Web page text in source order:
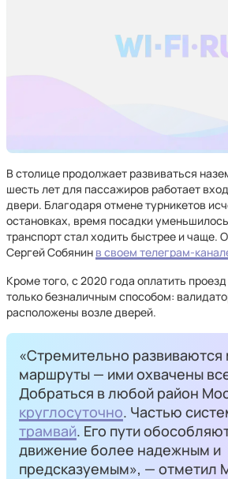
В столице продолжает развиваться
шесть лет для пассажиров работает
двери. Благодаря отмене турникетов
остановках, время посадки
транспорт стал ходить быстрее и чаще.
Сергей Собянин в своем телеграм-
Кроме того, с 2020 года оплатить
только безналичным способом:
расположены возле дверей.
«Стремительно развиваются
маршруты — ими охвачены
Добраться в любой район
круглосуточно. Частью
трамвай. Его пути
движение более надежным и
предсказуемым», — отметил